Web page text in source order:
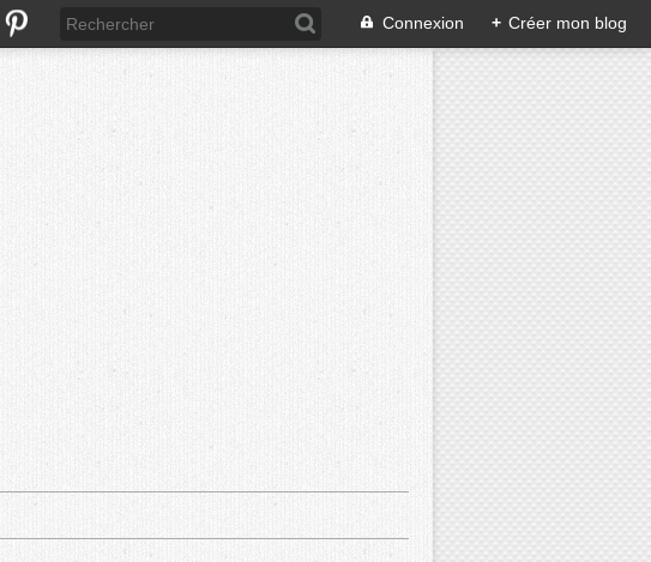
Connexion + Créer mon blog